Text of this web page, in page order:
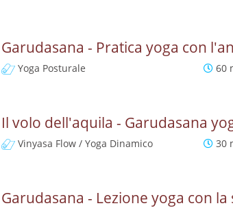
Garudasana - Pratica yoga con
Yoga Posturale 60
Il volo dell'aquila - Garudasana
Vinyasa Flow / Yoga Dinamico 30
Garudasana - Lezione yoga con